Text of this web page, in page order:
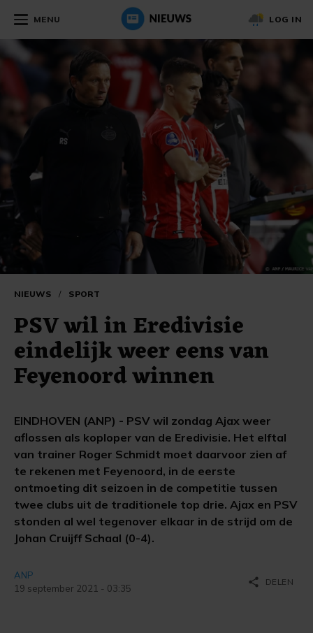
MENU LOG IN
NIEUWS / SPORT
PSV wil in Eredivisie
eindelijk weer eens van
Feyenoord winnen
EINDHOVEN (ANP) - PSV wil zondag Ajax weer
aflossen als koploper van de Eredivisie. Het elftal
van trainer Roger Schmidt moet daarvoor zien af
te rekenen met Feyenoord, in de eerste
ontmoeting dit seizoen in de competitie tussen
twee clubs uit de traditionele top drie. Ajax en PSV
stonden al wel tegenover elkaar in de strijd om de
Johan Cruijff Schaal (0-4).
ANP
19 september 2021 - 03:35
share DELEN